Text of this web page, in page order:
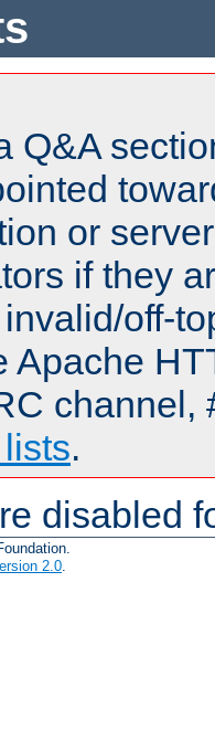
Q&A
or
if they
off-
Apache
channel,
.
disabled
2.0.